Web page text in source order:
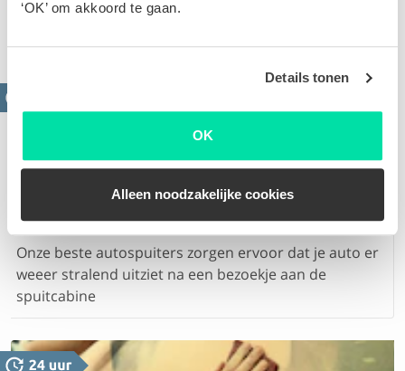
‘OK’ om akkoord te gaan.
Details tonen
OK
Alleen noodzakelijke cookies
Aan de hand van jouw schade frezen, polijsten of
Onze beste autospuiters zorgen ervoor dat je auto er
weeer stralend uitziet na een bezoekje aan de
spuitcabine